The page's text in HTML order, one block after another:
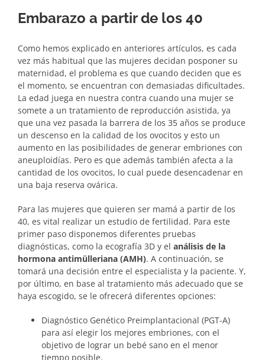
Embarazo a partir de los 40
Como hemos explicado en anteriores artículos, es cada
vez más habitual que las mujeres decidan posponer su
maternidad, el problema es que cuando deciden que es
el momento, se encuentran con demasiadas dificultades.
La edad juega en nuestra contra cuando una mujer se
somete a un tratamiento de reproducción asistida, ya
que una vez pasada la barrera de los 35 años se produce
un descenso en la calidad de los ovocitos y esto un
aumento en las posibilidades de generar embriones con
aneuploidías. Pero es que además también afecta a la
cantidad de los ovocitos, lo cual puede desencadenar en
una baja reserva ovárica.
Para las mujeres que quieren ser mamá a partir de los
40, es vital realizar un estudio de fertilidad. Para este
primer paso disponemos diferentes pruebas
diagnósticas, como la ecografía 3D y el análisis de la
hormona antimülleriana (AMH). A continuación, se
tomará una decisión entre el especialista y la paciente. Y,
por último, en base al tratamiento más adecuado que se
haya escogido, se le ofrecerá diferentes opciones:
Diagnóstico Genético Preimplantacional (PGT-A)
para así elegir los mejores embriones, con el
objetivo de lograr un bebé sano en el menor
tiempo posible.